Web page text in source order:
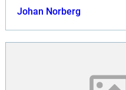
i...
Johan Norberg